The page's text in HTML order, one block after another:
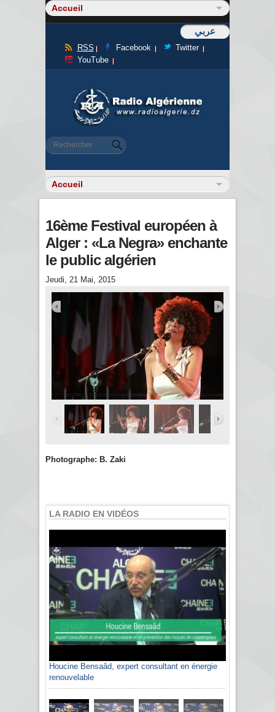
عربي
RSS Facebook
Twitter
YouTube
Formulaire de recherche
Rechercher
16ème Festival européen à
Alger : «La Negra» enchante
le public algérien
Jeudi, 21 Mai, 2015
Photographe: B. Zaki
LA RADIO EN VIDÉOS
Houcine Bensaâd, expert consultant en énergie
renouvelable